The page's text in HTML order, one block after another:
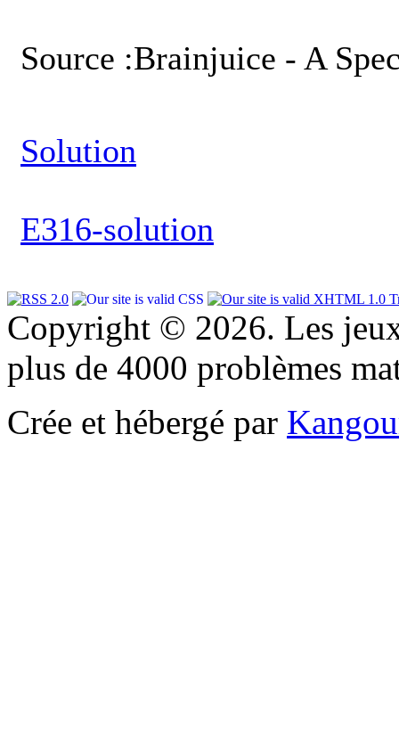
Source :Brainjuice - A
Solution
E316-solution
Copyright © 2026. Les
plus de 4000 problèmes
Crée et hébergé par